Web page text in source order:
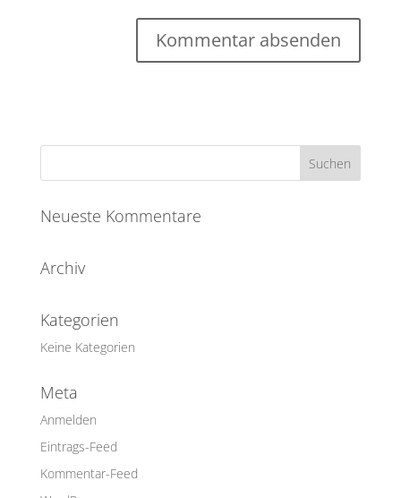
Neueste Kommentare
Archiv
Kategorien
Keine Kategorien
Meta
Anmelden
Eintrags-Feed
Kommentar-Feed